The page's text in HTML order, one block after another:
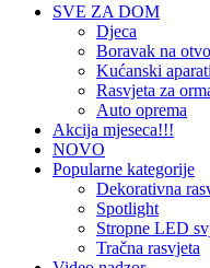
SVE ZA DOM
Djeca
Boravak na
Kućanski aparati
Rasvjeta za
Auto oprema
Akcija mjeseca!!!
NOVO
Popularne kategorije
Dekorativna
Spotlight
Stropne LED
Tračna rasvjeta